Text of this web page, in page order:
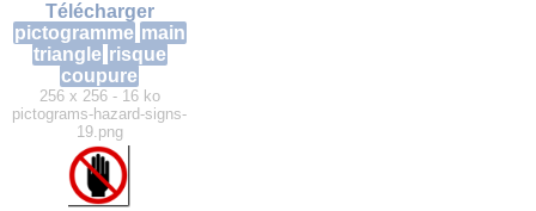
Télécharger
pictogramme main
triangle risque
coupure
256 x 256 - 16 ko
pictograms-hazard-signs-
19.png